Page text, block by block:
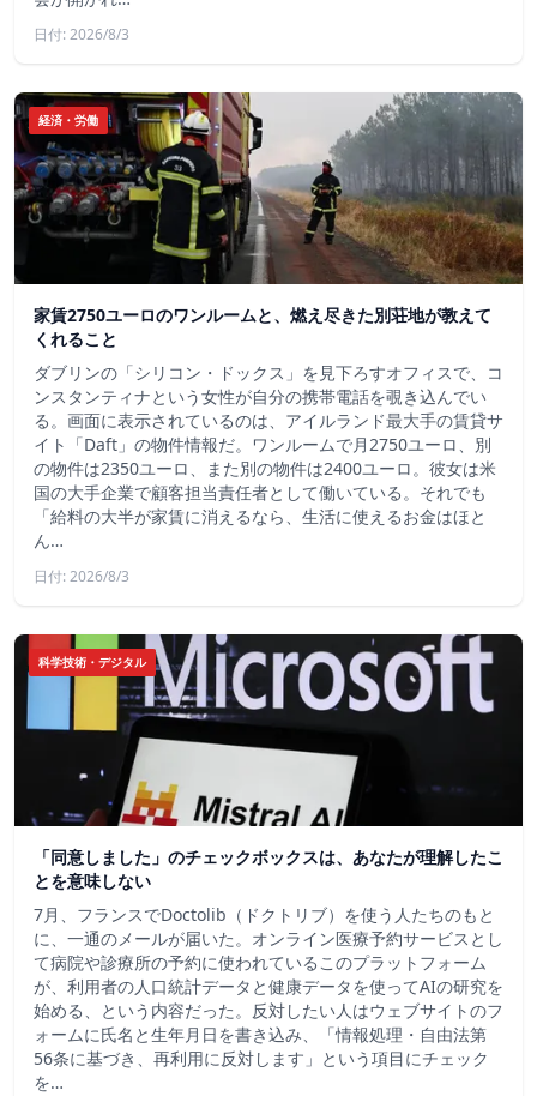
日付: 2026/8/3
経済・労働
家賃2750ユーロのワンルームと、燃え尽きた別荘地が教えて
くれること
ダブリンの「シリコン・ドックス」を見下ろすオフィスで、コ
ンスタンティナという女性が自分の携帯電話を覗き込んでい
る。画面に表示されているのは、アイルランド最大手の賃貸サ
イト「Daft」の物件情報だ。ワンルームで月2750ユーロ、別
の物件は2350ユーロ、また別の物件は2400ユーロ。彼女は米
国の大手企業で顧客担当責任者として働いている。それでも
「給料の大半が家賃に消えるなら、生活に使えるお金はほと
ん…
日付: 2026/8/3
科学技術・デジタル
「同意しました」のチェックボックスは、あなたが理解したこ
とを意味しない
7月、フランスでDoctolib（ドクトリブ）を使う人たちのもと
に、一通のメールが届いた。オンライン医療予約サービスとし
て病院や診療所の予約に使われているこのプラットフォーム
が、利用者の人口統計データと健康データを使ってAIの研究を
始める、という内容だった。反対したい人はウェブサイトのフ
ォームに氏名と生年月日を書き込み、「情報処理・自由法第
56条に基づき、再利用に反対します」という項目にチェック
を…